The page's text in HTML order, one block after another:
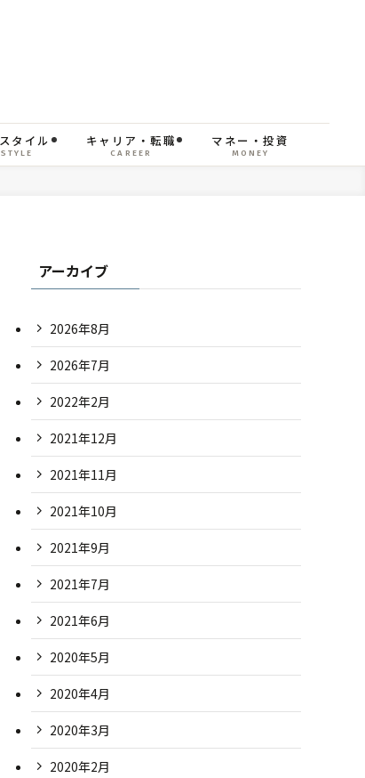
タイル キャリア・転職
CAREER
マネー・投資
MONEY
アーカイブ
2026年8月
2026年7月
2022年2月
2021年12月
2021年11月
2021年10月
2021年9月
2021年7月
2021年6月
2020年5月
2020年4月
2020年3月
2020年2月